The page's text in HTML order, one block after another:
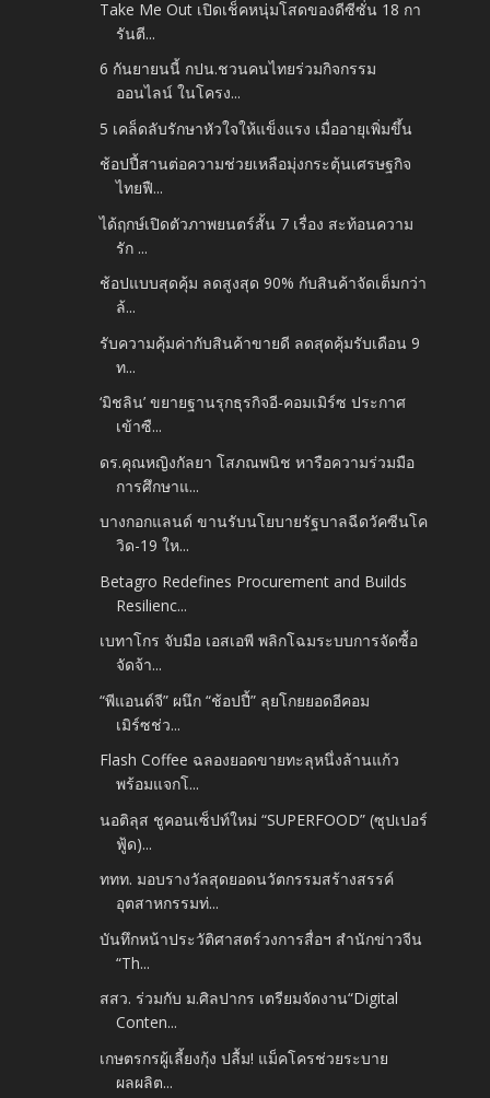
Take Me Out เปิดเช็คหนุ่มโสดของดีซีซั่น 18 กา
รันตี...
6 กันยายนนี้ กปน.ชวนคนไทยร่วมกิจกรรม
ออนไลน์ ในโครง...
5 เคล็ดลับรักษาหัวใจให้แข็งแรง เมื่ออายุเพิ่มขึ้น
ช้อปปี้สานต่อความช่วยเหลือมุ่งกระตุ้นเศรษฐกิจ
ไทยฟื...
ได้ฤกษ์เปิดตัวภาพยนตร์สั้น 7 เรื่อง สะท้อนความ
รัก ...
ช้อปแบบสุดคุ้ม ลดสูงสุด 90% กับสินค้าจัดเต็มกว่า
ล้...
รับความคุ้มค่ากับสินค้าขายดี ลดสุดคุ้มรับเดือน 9
ท...
‘มิชลิน’ ขยายฐานรุกธุรกิจอี-คอมเมิร์ซ ประกาศ
เข้าซื...
ดร.คุณหญิงกัลยา โสภณพนิช หารือความร่วมมือ
การศึกษาแ...
บางกอกแลนด์ ขานรับนโยบายรัฐบาลฉีดวัคซีนโค
วิด-19 ให...
Betagro Redefines Procurement and Builds
Resilienc...
เบทาโกร จับมือ เอสเอพี พลิกโฉมระบบการจัดซื้อ
จัดจ้า...
“พีแอนด์จี” ผนึก “ช้อปปี้” ลุยโกยยอดอีคอม
เมิร์ซช่ว...
Flash Coffee ฉลองยอดขายทะลุหนึ่งล้านแก้ว
พร้อมแจกโ...
นอติลุส ชูคอนเซ็ปท์ใหม่ “SUPERFOOD” (ซุปเปอร์
ฟู้ด)...
ททท. มอบรางวัลสุดยอดนวัตกรรมสร้างสรรค์
อุตสาหกรรมท่...
บันทึกหน้าประวัติศาสตร์วงการสื่อฯ สำนักข่าวจีน
“Th...
สสว. ร่วมกับ ม.ศิลปากร เตรียมจัดงาน“Digital
Conten...
เกษตรกรผู้เลี้ยงกุ้ง ปลื้ม! แม็คโครช่วยระบาย
ผลผลิต...